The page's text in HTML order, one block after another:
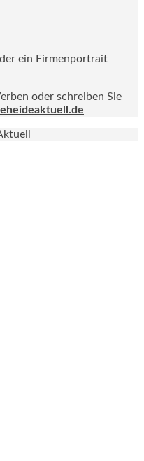
ein Firmenportrait
oder schreiben Sie